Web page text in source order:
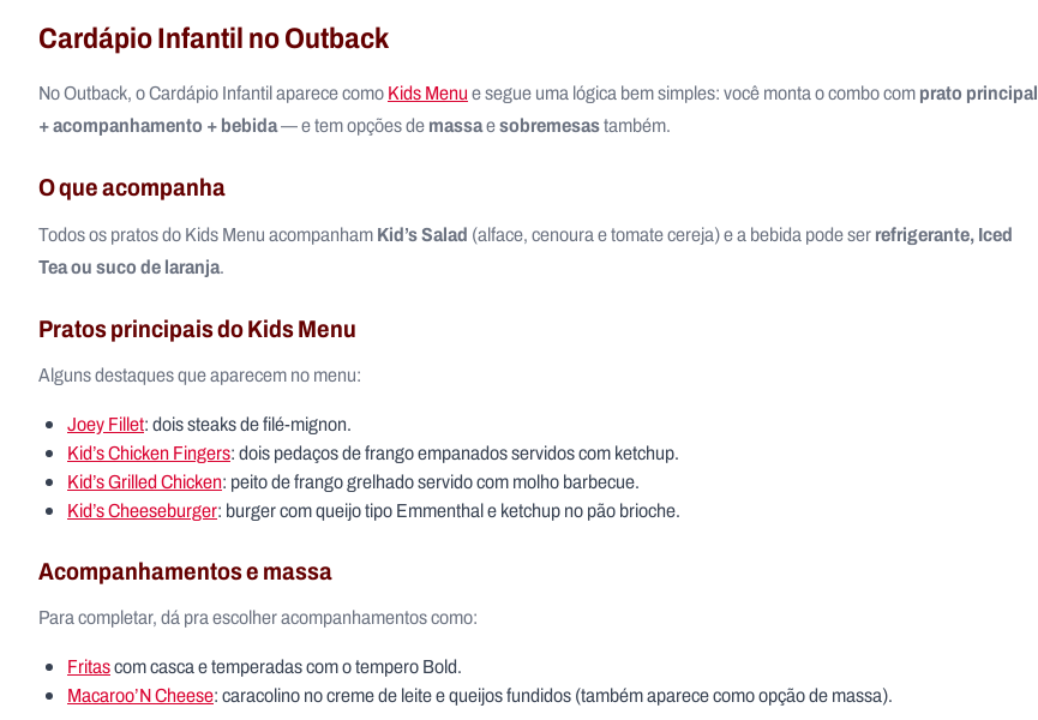
Cardápio Infantil no Outback
No Outback, o Cardápio Infantil aparece comoKids Menue segue uma lógica bem simples: você monta o combo comprato principal
+ acompanhamento + bebida— e tem opções demassaesobremesastambém.
O que acompanha
Todos os pratos do Kids Menu acompanhamKid’s Salad (alface, cenoura e tomate cereja) e a bebida pode serrefrigerante, Iced
Tea ou suco de laranja.
Pratos principais do Kids Menu
Alguns destaques que aparecem no menu:
Joey Fillet: dois steaks de filé-mignon.
Kid’s Chicken Fingers: dois pedaços de frango empanados servidos com ketchup.
Kid’s Grilled Chicken: peito de frango grelhado servido com molho barbecue.
Kid’s Cheeseburger: burger com queijo tipo Emmenthal e ketchup no pão brioche.
Acompanhamentos e massa
Para completar, dá pra escolher acompanhamentos como:
Fritascom casca e temperadas com o tempero Bold.
Macaroo’N Cheese: caracolino no creme de leite e queijos fundidos (também aparece como opção de massa).